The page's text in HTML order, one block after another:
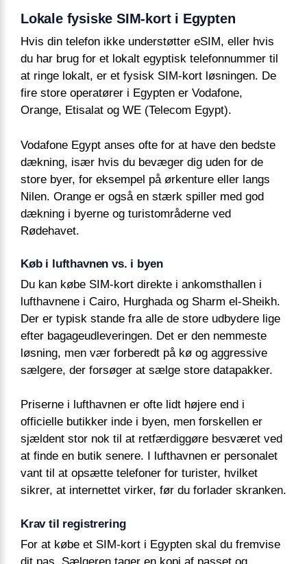
Lokale fysiske SIM-kort i Egypten
Hvis din telefon ikke understøtter eSIM, eller hvis
du har brug for et lokalt egyptisk telefonnummer til
at ringe lokalt, er et fysisk SIM-kort løsningen. De
fire store operatører i Egypten er Vodafone,
Orange, Etisalat og WE (Telecom Egypt).
Vodafone Egypt anses ofte for at have den bedste
dækning, især hvis du bevæger dig uden for de
store byer, for eksempel på ørkenture eller langs
Nilen. Orange er også en stærk spiller med god
dækning i byerne og turistområderne ved
Rødehavet.
Køb i lufthavnen vs. i byen
Du kan købe SIM-kort direkte i ankomsthallen i
lufthavnene i Cairo, Hurghada og Sharm el-Sheikh.
Der er typisk stande fra alle de store udbydere lige
efter bagageudleveringen. Det er den nemmeste
løsning, men vær forberedt på kø og aggressive
sælgere, der forsøger at sælge store datapakker.
Priserne i lufthavnen er ofte lidt højere end i
officielle butikker inde i byen, men forskellen er
sjældent stor nok til at retfærdiggøre besværet ved
at finde en butik senere. I lufthavnen er personalet
vant til at opsætte telefoner for turister, hvilket
sikrer, at internettet virker, før du forlader skranken.
Krav til registrering
For at købe et SIM-kort i Egypten skal du fremvise
dit pas. Sælgeren tager en kopi af passet og